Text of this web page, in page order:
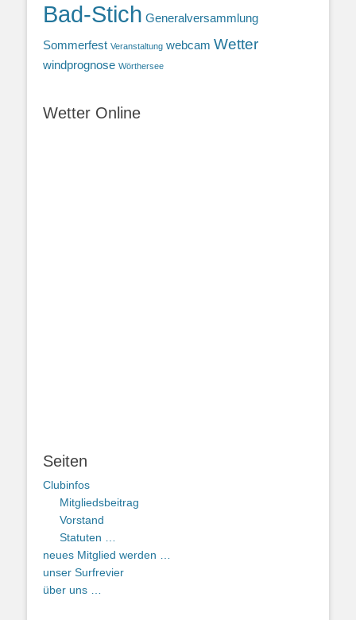
Bad-Stich Generalversammlung
Sommerfest Veranstaltung webcam Wetter
windprognose Wörthersee
Wetter Online
Seiten
Clubinfos
Mitgliedsbeitrag
Vorstand
Statuten …
neues Mitglied werden …
unser Surfrevier
über uns …